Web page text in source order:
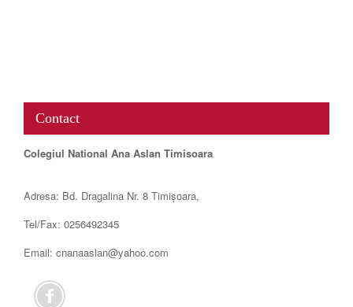
Contact
Colegiul National Ana Aslan Timisoara
Adresa: Bd. Dragalina Nr. 8 Timișoara,
Tel/Fax: 0256492345
Email: cnanaaslan@yahoo.com